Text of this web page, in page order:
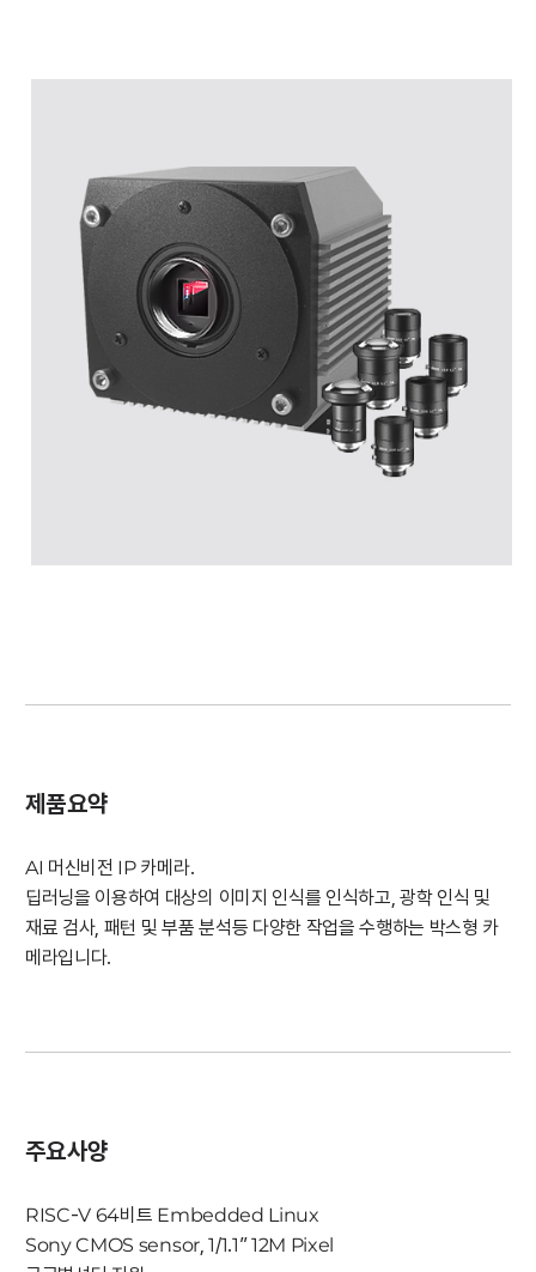
제품요약
AI 머신비전 IP 카메라.
딥러닝을 이용하여 대상의 이미지 인식를 인식하고, 광학 인식 및
재료 검사, 패턴 및 부품 분석등 다양한 작업을 수행하는 박스형 카
메라입니다.
주요사양
RISC-V 64비트 Embedded Linux
Sony CMOS sensor, 1/1.1” 12M Pixel